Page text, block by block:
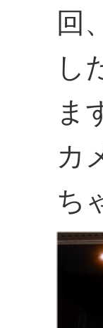
回
し
ま
カ
ち